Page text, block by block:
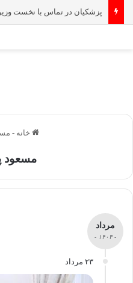
خانه -
مسعود
مرداد
- ۱۴۰۳ -
۲۳ مرداد